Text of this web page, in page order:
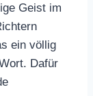
Geist im
ein völlig
Dafür